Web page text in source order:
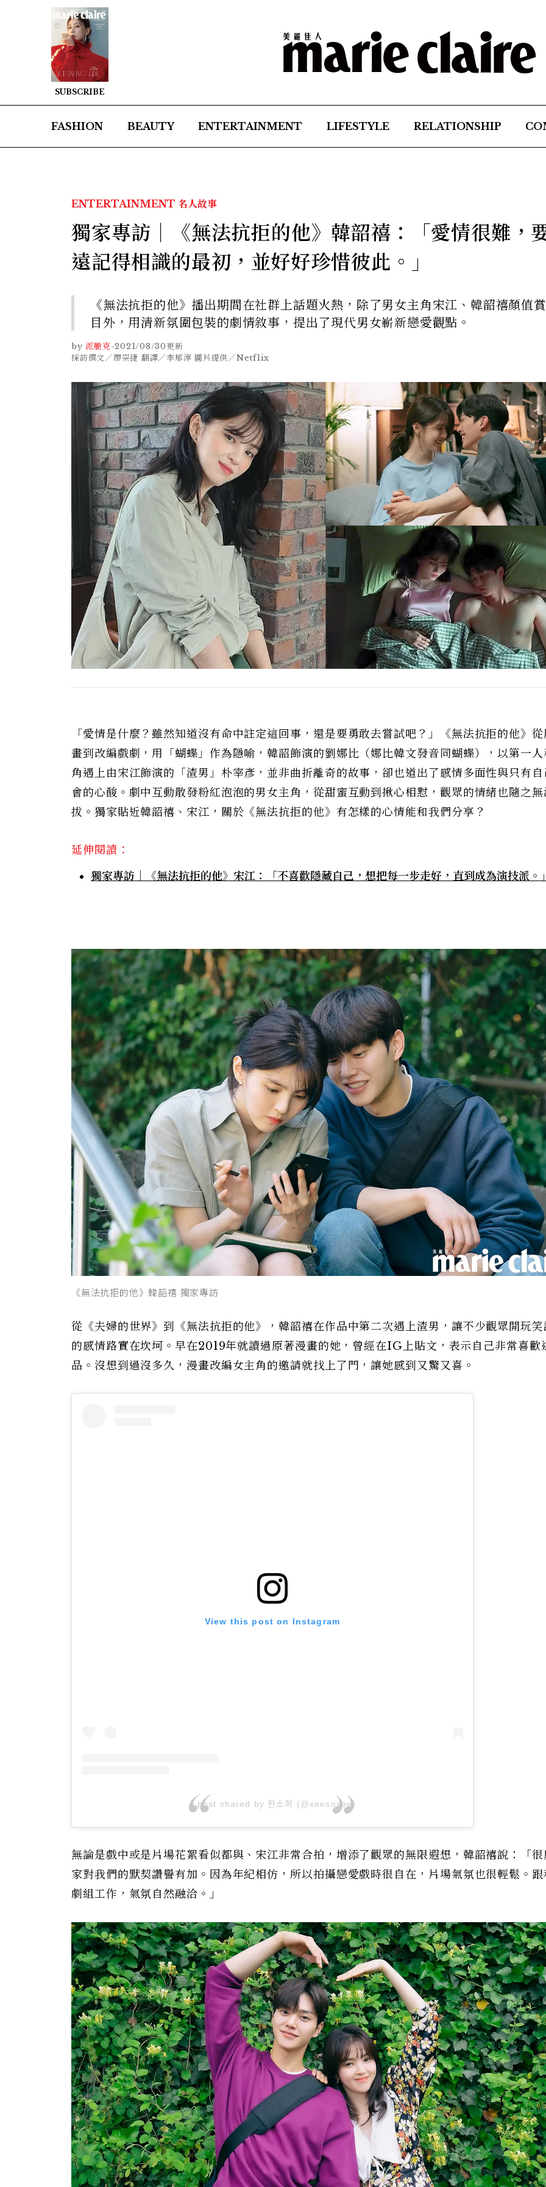
SUBSCRIBE
FASHION BEAUTY ENTERTAINMENT LIFESTYLE RELATIONSHIP
ENTERTAINMENT 名人故事
獨家專訪｜《無法抗拒的他》韓韶禧：「愛情很難，
遠記得相識的最初，並好好珍惜彼此。」
《無法抗拒的他》播出期間在社群上話題火熱，除了男女主角宋江、韓韶禧顏值
目外，用清新氛圍包裝的劇情敘事，提出了現代男女嶄新戀愛觀點。
by 派脆克-2021/08/30更新
採訪撰文／廖崇捷 翻譯／李郁淳 圖片提供／Netflix
「愛情是什麼？雖然知道沒有命中註定這回事，還是要勇敢去嘗試吧？」《無法抗拒的他》
畫到改編戲劇，用「蝴蝶」作為隱喻，韓韶飾演的劉娜比（娜比韓文發音同蝴蝶），以第一
角遇上由宋江飾演的「渣男」朴宰彥，並非曲折離奇的故事，卻也道出了感情多面性與只有
會的心酸。劇中互動散發粉紅泡泡的男女主角，從甜蜜互動到揪心相懟，觀眾的情緒也隨之
拔。獨家貼近韓韶禧、宋江，關於《無法抗拒的他》有怎樣的心情能和我們分享？
延伸閱讀：
獨家專訪｜《無法抗拒的他》宋江：「不喜歡隱藏自己，想把每一步走好，直到成為演技派。
《無法抗拒的他》韓韶禧 獨家專訪
從《夫婦的世界》到《無法抗拒的他》，韓韶禧在作品中第二次遇上渣男，讓不少觀眾開玩
的感情路實在坎坷。早在2019年就讀過原著漫畫的她，曾經在IG上貼文，表示自己非常喜歡
品。沒想到過沒多久，漫畫改編女主角的邀請就找上了門，讓她感到又驚又喜。
View this post on Instagram
A post shared by 한소희 (@xeesoxee)
無論是戲中或是片場花絮看似都與、宋江非常合拍，增添了觀眾的無限遐想，韓韶禧說：「
家對我們的默契讚譽有加。因為年紀相仿，所以拍攝戀愛戲時很自在，片場氣氛也很輕鬆。
劇組工作，氣氛自然融洽。」